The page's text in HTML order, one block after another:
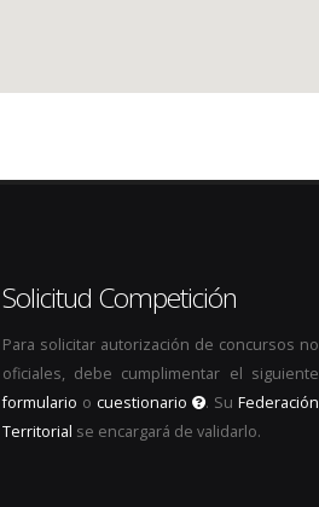
Solicitud Competición
Para solicitar autorización de concursos no
oficiales, debe cumplimentar el siguiente
formulario o cuestionario . SuFederación
Territorial se encargará de validarlo.